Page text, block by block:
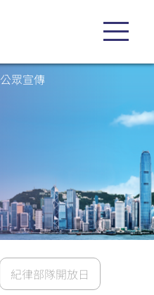
公眾宣傳
紀律部隊開放日